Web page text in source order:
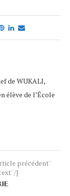
de WUKALI,
élève de l’École
précédent'
/]